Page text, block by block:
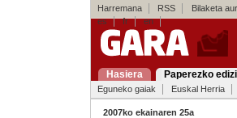
Harremana RSS
Bilaketa
es
fr en
Hasiera Paperezko
Eguneko gaiak Euskal Herria
2007ko ekainaren 25a